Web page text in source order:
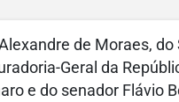
de Moraes,
Geral da
e do senador Flávio